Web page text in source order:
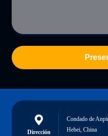
Dirección
Condado de
Hebei, China